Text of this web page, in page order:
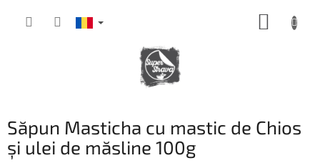
COŞ
Săpun Masticha cu mastic de Chios
și ulei de măsline 100g